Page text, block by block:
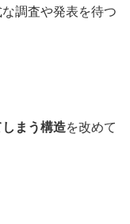
調査や発表を待つ
まう構造を改めて